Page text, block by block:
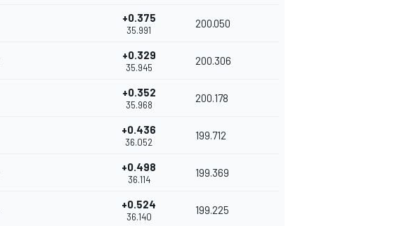
+0.375
35.991
200.050
+0.329
35.945
200.306
+0.352
35.968
200.178
+0.436
36.052
199.712
+0.498
36.114
199.369
+0.524
36.140
199.225